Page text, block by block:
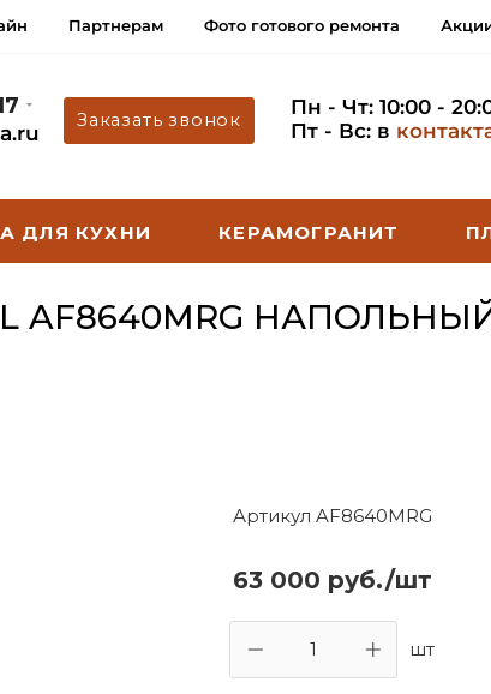
Партнерам Фото готового ремонта
Заказать звонок
Пн - Чт: 10:00 -
Пт - Вс: в
ДЛЯ КУХНИ КЕРАМОГРАНИТ
AF8640MRG
Артикул AF8640MRG
63 000 руб./шт
шт